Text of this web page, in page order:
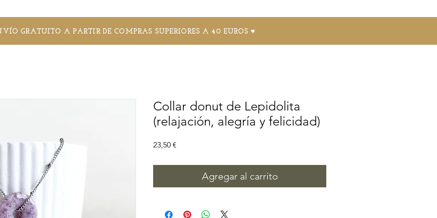
GRATUITO A PARTIR DE COMPRAS SUPERIORES A 40 EUROS ♥
Collar donut de Lepidolita
(relajación, alegría y felicidad)
23,50 €
Agregar al carrito